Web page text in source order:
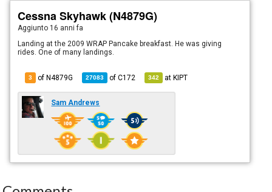
Cessna Skyhawk (N4879G)
Aggiunto 16 anni fa
Landing at the 2009 WRAP Pancake breakfast. He was giving
rides. One of many landings.
3 of N4879G 27083 ofC172 342 atKIPT
Sam Andrews